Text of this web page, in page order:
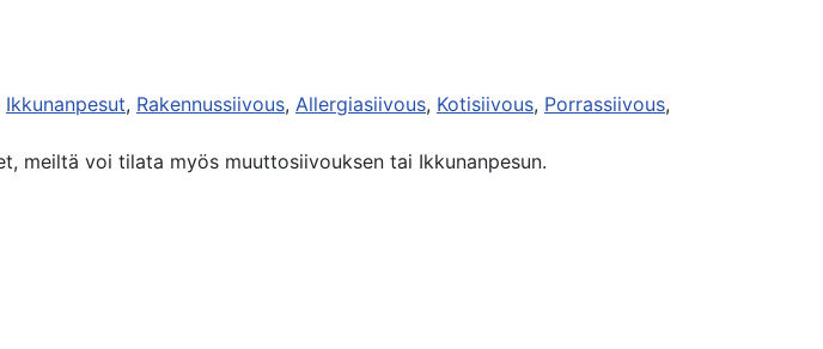
Ikkunanpesut, Rakennussiivous, Allergiasiivous, Kotisiivous, Porrassiivous,
meiltä voi tilata myös muuttosiivouksen tai Ikkunanpesun.